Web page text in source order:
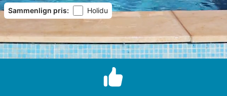
Sammenlign pris: Holidu